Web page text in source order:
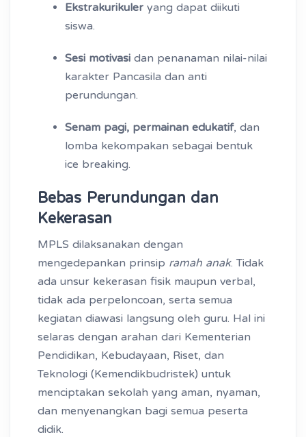
Ekstrakurikuler yang dapat diikuti
siswa.
Sesi motivasi dan penanaman nilai-nilai
karakter Pancasila dan anti
perundungan.
Senam pagi, permainan edukatif, dan
lomba kekompakan sebagai bentuk
ice breaking.
Bebas Perundungan dan
Kekerasan
MPLS dilaksanakan dengan
mengedepankan prinsip ramah anak. Tidak
ada unsur kekerasan fisik maupun verbal,
tidak ada perpeloncoan, serta semua
kegiatan diawasi langsung oleh guru. Hal ini
selaras dengan arahan dari Kementerian
Pendidikan, Kebudayaan, Riset, dan
Teknologi (Kemendikbudristek) untuk
menciptakan sekolah yang aman, nyaman,
dan menyenangkan bagi semua peserta
didik.